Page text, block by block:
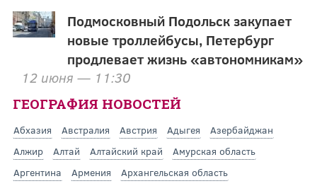
Подмосковный Подольск закупает
новые троллейбусы, Петербург
продлевает жизнь «автономникам»
12 июня — 11:30
ГЕОГРАФИЯ НОВОСТЕЙ
Абхазия Австралия Австрия Адыгея
Азербайджан
Алжир
Алтай Алтайский край
Амурская область
Аргентина
Армения
Архангельская область